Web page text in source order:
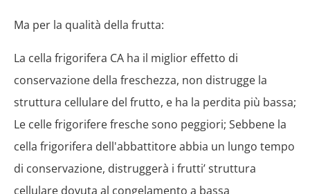
Ma per la qualità della frutta:
La cella frigorifera CA ha il miglior effetto di
conservazione della freschezza, non distrugge la
struttura cellulare del frutto, e ha la perdita più bassa;
Le celle frigorifere fresche sono peggiori; Sebbene la
cella frigorifera dell'abbattitore abbia un lungo tempo
di conservazione, distruggerà i frutti’ struttura
cellulare dovuta al congelamento a bassa